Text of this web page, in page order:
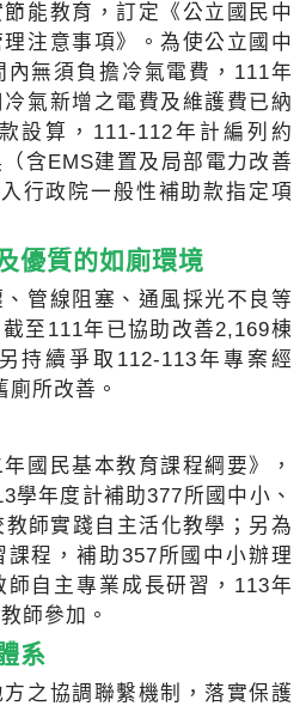
能教育，訂定《公立國民中
注意事項》。為使公立國中
無須負擔冷氣電費，111年
氣新增之電費及維護費已納
設算，111-112年計編列約
含EMS建置及局部電力改善
行政院一般性補助款指定項
優質的如廁環境
管線阻塞、通風採光不良等
至111年已協助改善2,169棟
持續爭取112-113年專案經
所改善。
國民基本教育課程綱要》，
學年度計補助377所國中小、
師實踐自主活化教學；另為
程，補助357所國中小辦理
自主專業成長研習，113年
師參加。
系
之協調聯繫機制，落實保護